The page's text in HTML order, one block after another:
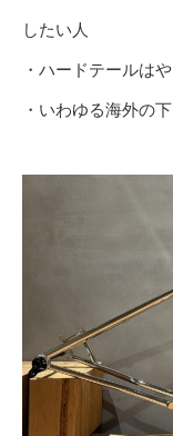
したい人
・ハードテールは
・いわゆる海外の